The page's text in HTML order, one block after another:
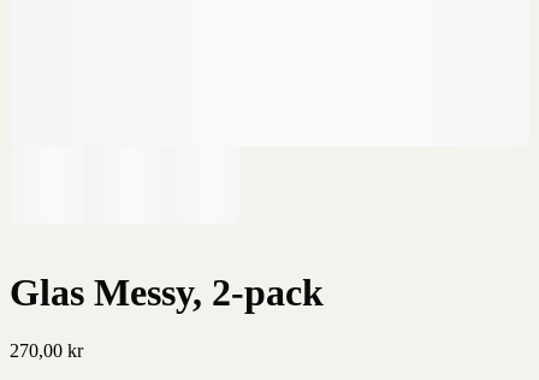
Glas Messy, 2-pack
270,00 kr